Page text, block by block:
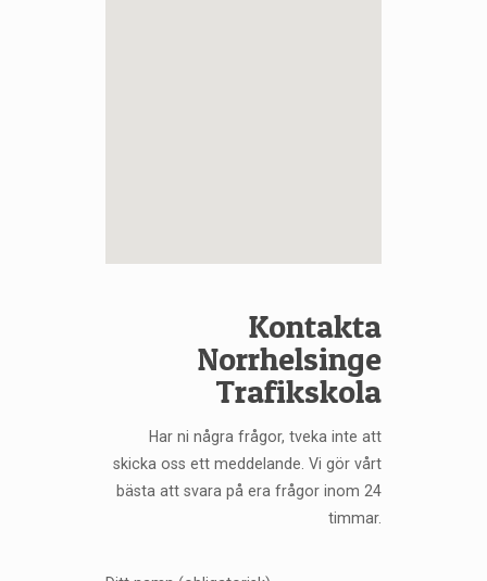
Kontakta
Norrhelsinge
Trafikskola
Har ni några frågor, tveka inte att
skicka oss ett meddelande. Vi gör vårt
bästa att svara på era frågor inom 24
timmar.